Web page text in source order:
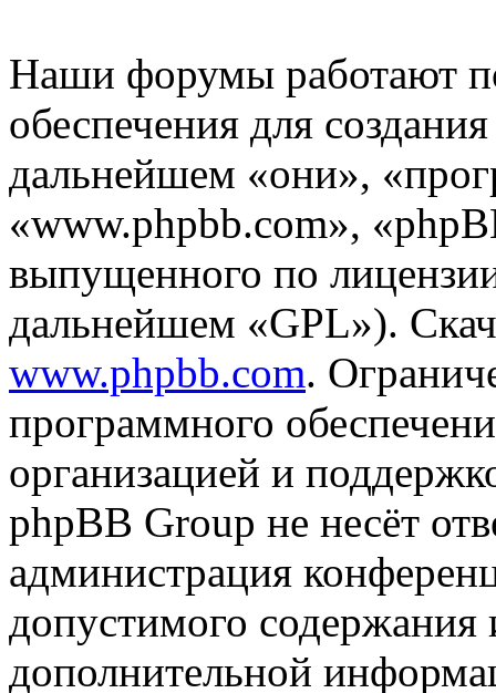
Наши форумы работают
обеспечения для
дальнейшем «они»,
«www.phpbb.com»,
выпущенного по
дальнейшем «GPL»).
www.phpbb.com.
программного
организацией и
phpBB Group не несёт
администрация
допустимого
дополнительной